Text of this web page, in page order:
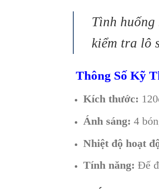
Tình
kiểm tra lô
Thông Số Kỹ
Kích thước:
Ánh sáng: 4
Nhiệt độ hoạt
Tính năng: Đế